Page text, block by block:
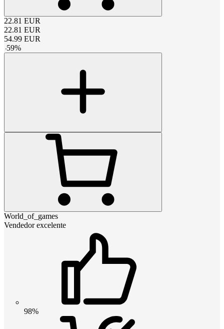
22.81 EUR
22.81 EUR
54.99 EUR
-59%
World_of_games
Vendedor excelente
98%